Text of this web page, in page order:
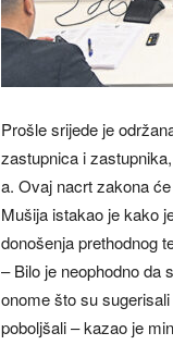
Prošle srijede je
zastupnica i
a. Ovaj nacrt zakona
Mušija istakao je kako
donošenja prethodnog
– Bilo je neophodno
onome što su
poboljšali – kazao je